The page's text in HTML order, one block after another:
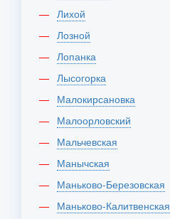
Лихой
Лозной
Лопанка
Лысогорка
Малокирсановка
Малоорловский
Мальчевская
Манычская
Маньково-Березовская
Маньково-Калитвенская